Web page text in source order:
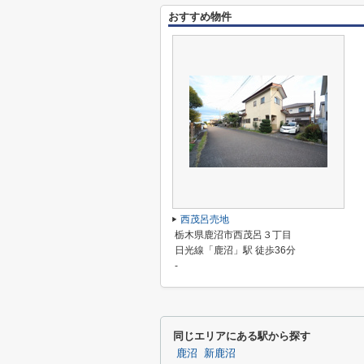
おすすめ物件
西茂呂売地
栃木県鹿沼市西茂呂３丁目
日光線「鹿沼」駅 徒歩36分
-
同じエリアにある駅から探す
鹿沼 新鹿沼